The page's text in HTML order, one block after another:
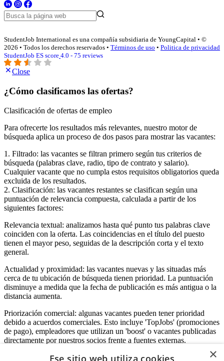
StudentJob International es una compañía subsidiaria de YoungCapital • ©
2026 • Todos los derechos reservados • Términos de uso • Politica de privacidad
StudentJob ES score 4.0 - 75 reviews
Close
¿Cómo clasificamos las ofertas?
Clasificación de ofertas de empleo
Para ofrecerte los resultados más relevantes, nuestro motor de
búsqueda aplica un proceso de dos pasos para mostrar las vacantes:
1. Filtrado: las vacantes se filtran primero según tus criterios de
búsqueda (palabras clave, radio, tipo de contrato y salario).
Cualquier vacante que no cumpla estos requisitos obligatorios queda
excluida de los resultados.
2. Clasificación: las vacantes restantes se clasifican según una
puntuación de relevancia compuesta, calculada a partir de los
siguientes factores:
Relevancia textual: analizamos hasta qué punto tus palabras clave
coinciden con la oferta. Las coincidencias en el título del puesto
tienen el mayor peso, seguidas de la descripción corta y el texto
general.
Actualidad y proximidad: las vacantes nuevas y las situadas más
cerca de tu ubicación de búsqueda tienen prioridad. La puntuación
disminuye a medida que la fecha de publicación es más antigua o la
distancia aumenta.
Priorización comercial: algunas vacantes pueden tener prioridad
debido a acuerdos comerciales. Esto incluye 'TopJobs' (promociones
de pago), empleadores que utilizan un 'boost' o vacantes publicadas
directamente por nuestros socios frente a fuentes externas.
×
Ese sitio web utiliza cookies